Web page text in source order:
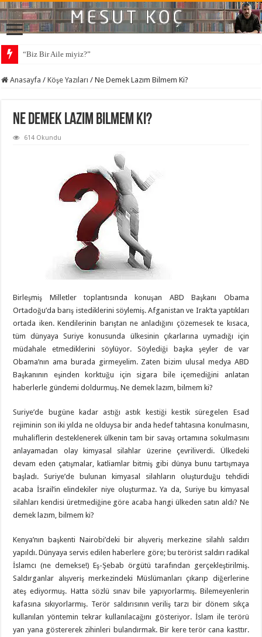
“Biz Bir Aile miyiz?”
Anasayfa / Köşe Yazıları / Ne Demek Lazım Bilmem Ki?
Ne Demek Lazım Bilmem Ki?
614 Okundu
Birleşmiş Milletler toplantısında konuşan ABD Başkanı Obama
Ortadoğu’da barış istediklerini söylemiş. Afganistan ve Irak’ta yaptıkları
ortada iken. Kendilerinin barıştan ne anladığını çözemesek te kısaca,
tüm dünyaya Suriye konusunda ülkesinin çıkarlarına uymadığı için
müdahale etmediklerini söylüyor. Söylediği başka şeyler de var
Obama’nın ama burada girmeyelim. Zaten bizim ulusal medya ABD
Başkanının eşinden korktuğu için sigara bile içemediğini anlatan
haberlerle gündemi doldurmuş. Ne demek lazım, bilmem ki?
Suriye’de bugüne kadar astığı astık kestiği kestik süregelen Esad
rejiminin son iki yılda ne olduysa bir anda hedef tahtasına konulmasını,
muhaliflerin desteklenerek ülkenin tam bir savaş ortamına sokulmasını
anlayamadan olay kimyasal silahlar üzerine çevriliverdi. Ülkedeki
devam eden çatışmalar, katliamlar bitmiş gibi dünya bunu tartışmaya
başladı. Suriye’de bulunan kimyasal silahların oluşturduğu tehdidi
acaba İsrail’in elindekiler niye oluşturmaz. Ya da, Suriye bu kimyasal
silahları kendisi üretmediğine göre acaba hangi ülkeden satın aldı? Ne
demek lazım, bilmem ki?
Kenya’nın başkenti Nairobi’deki bir alışveriş merkezine silahlı saldırı
yapıldı. Dünyaya servis edilen haberlere göre; bu terörist saldırı radikal
İslamcı (ne demekse!) Eş-Şebab örgütü tarafından gerçekleştirilmiş.
Saldırganlar alışveriş merkezindeki Müslümanları çıkarıp diğerlerine
ateş ediyormuş. Hatta sözlü sınav bile yapıyorlarmış. Bilemeyenlerin
kafasına sıkıyorlarmış. Terör saldırısının veriliş tarzı bir dönem sıkça
kullanılan yöntemin tekrar kullanılacağını gösteriyor. İslam ile terörü
yan yana göstererek zihinleri bulandırmak. Bir kere terör cana kasttır.